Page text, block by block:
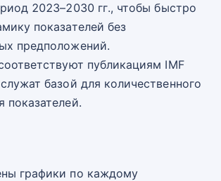
2023–2030 гг., чтобы быстро
показателей без
предположений.
публикациям IMF
базой для количественного
показателей.
графики по каждому